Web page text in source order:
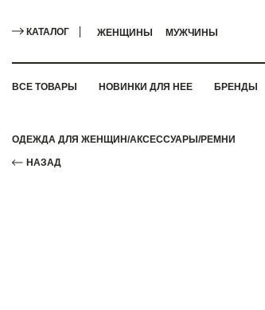
КАТАЛОГ ЖЕНЩИНЫ МУЖЧИНЫ
ВСЕ ТОВАРЫ НОВИНКИ ДЛЯ НЕЕ БРЕНДЫ
ОДЕЖДА ДЛЯ ЖЕНЩИН/АКСЕССУАРЫ /РЕМНИ
НАЗАД